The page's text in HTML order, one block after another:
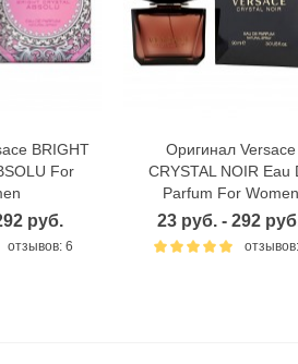
просмотр
BRIGHT
For
руб.
отзывов: 6
Быстрый просмотр
Оригинал Versace
CRYSTAL NOIR Eau
Parfum For Women
23 руб. - 292